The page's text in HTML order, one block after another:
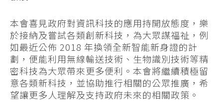
本會喜見政府對資訊科技的應用持開放態度，樂
於接納及嘗試各類創新科技，為大眾謀福祉，例
如最近公佈 2018 年換領全新智能新身證的計
劃，便能利用無線輸送技術、生物識別技術等精
密科技為大眾帶來更多便利。本會將繼續積極留
意各類新科技，並協助推行相關的公眾推廣，希
望讓更多人理解及支持政府未來的相關政策。